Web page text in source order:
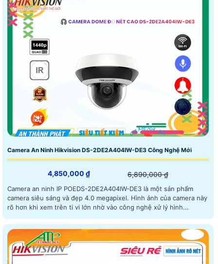
Camera An Ninh Hikvision DS-2DE2A404IW-DE3 Công Nghệ Mới
4,850,000 ₫ 6,890,000 ₫
Camera an ninh IP POEDS-2DE2A404IW-DE3 là một sản phẩm
camera siêu sáng và đẹp 4.0 megapixel. Hình ảnh của camera này
rõ hơn khi xem trên ti vi lớn nhờ vào công nghệ xử lý hình...